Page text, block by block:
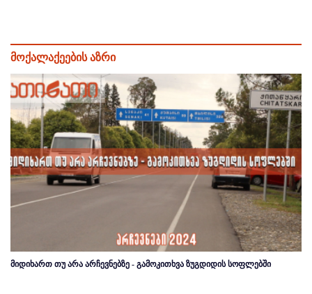
მოქალაქეების აზრი
მიდიხართ თუ არა არჩევნებზე - გამოკითხვა ზუგდიდის სოფლებში